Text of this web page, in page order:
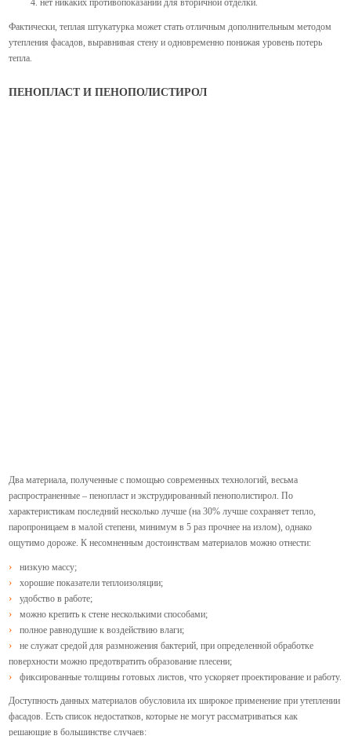
нет никаких противопоказаний для вторичной отделки.
Фактически, теплая штукатурка может стать отличным дополнительным методом
утепления фасадов, выравнивая стену и одновременно понижая уровень потерь
тепла.
ПЕНОПЛАСТ И ПЕНОПОЛИСТИРОЛ
Два материала, полученные с помощью современных технологий, весьма
распространенные – пенопласт и экструдированный пенополистирол. По
характеристикам последний несколько лучше (на 30% лучше сохраняет тепло,
паропроницаем в малой степени, минимум в 5 раз прочнее на излом), однако
ощутимо дороже. К несомненным достоинствам материалов можно отнести:
низкую массу;
хорошие показатели теплоизоляции;
удобство в работе;
можно крепить к стене несколькими способами;
полное равнодушие к воздействию влаги;
не служат средой для размножения бактерий, при определенной обработке
поверхности можно предотвратить образование плесени;
фиксированные толщины готовых листов, что ускоряет проектирование и работу.
Доступность данных материалов обусловила их широкое применение при утеплении
фасадов. Есть список недостатков, которые не могут рассматриваться как
решающие в большинстве случаев: